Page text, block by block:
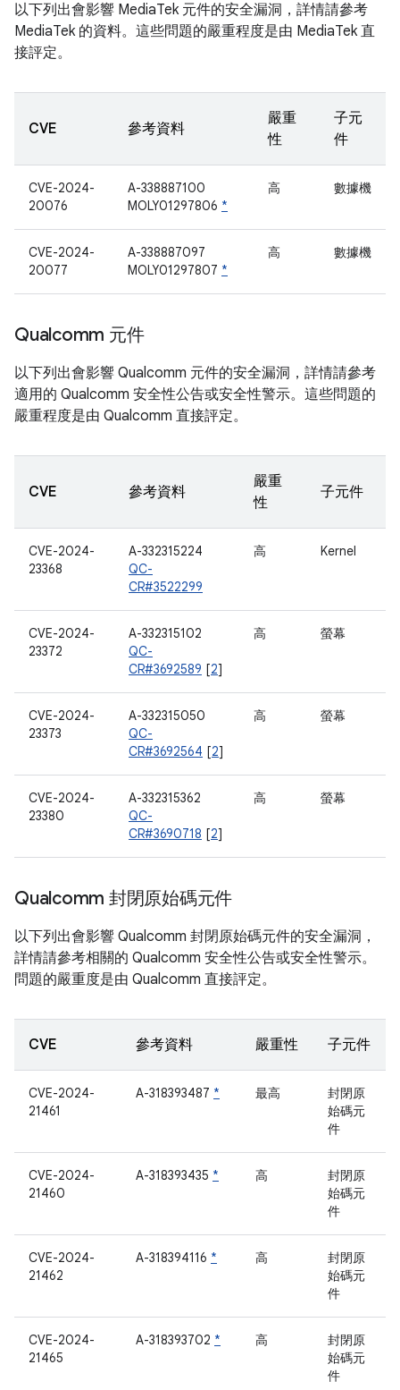
以下列出會影響 MediaTek 元件的安全漏洞，詳情請參考
MediaTek 的資料。這些問題的嚴重程度是由 MediaTek 直
接評定。
CVE 參考資料
嚴重
性
子元
件
CVE-2024-
20076
A-338887100
MOLY01297806 *
高 數據機
CVE-2024-
20077
A-338887097
MOLY01297807 *
高 數據機
Qualcomm 元件
以下列出會影響 Qualcomm 元件的安全漏洞，詳情請參考
適用的 Qualcomm 安全性公告或安全性警示。這些問題的
嚴重程度是由 Qualcomm 直接評定。
CVE 參考資料
嚴重
性
子元件
CVE-2024-
23368
A-332315224
QC-
CR#3522299
高 Kernel
CVE-2024-
23372
A-332315102
QC-
CR#3692589 [2]
高 螢幕
CVE-2024-
23373
A-332315050
QC-
CR#3692564 [2]
高 螢幕
CVE-2024-
23380
A-332315362
QC-
CR#3690718 [2]
高 螢幕
Qualcomm 封閉原始碼元件
以下列出會影響 Qualcomm 封閉原始碼元件的安全漏洞，
詳情請參考相關的 Qualcomm 安全性公告或安全性警示。
問題的嚴重度是由 Qualcomm 直接評定。
CVE 參考資料 嚴重性 子元件
CVE-2024-
21461
A-318393487 * 最高
封閉原
始碼元
件
CVE-2024-
21460
A-318393435 * 高
封閉原
始碼元
件
CVE-2024-
21462
A-318394116 * 高
封閉原
始碼元
件
CVE-2024-
21465
A-318393702 * 高
封閉原
始碼元
件